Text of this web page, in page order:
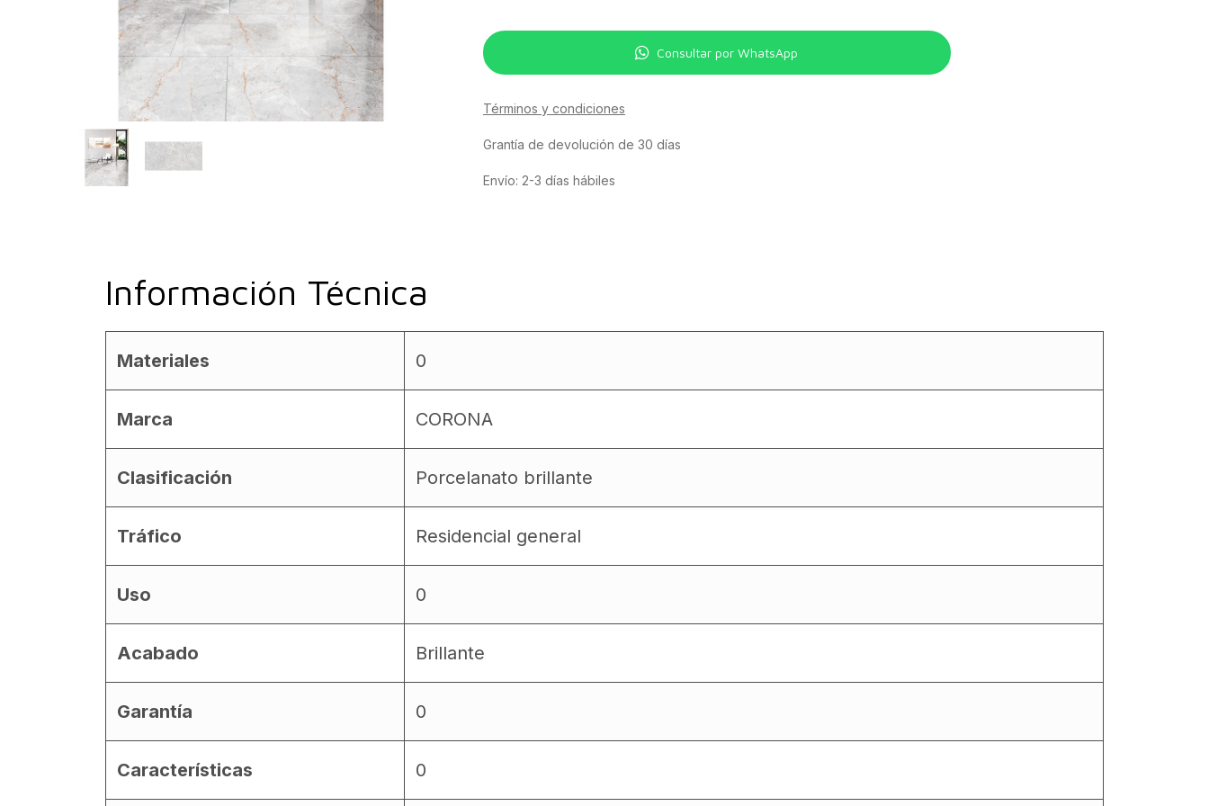
Consultar por WhatsApp
Términos y condiciones
Grantía de devolución de 30 días
Envío: 2-3 días hábiles
Información Técnica
Materiales 0
Marca CORONA
Clasificación Porcelanato brillante
Tráfico Residencial general
Uso 0
Acabado Brillante
Garantía 0
Características 0